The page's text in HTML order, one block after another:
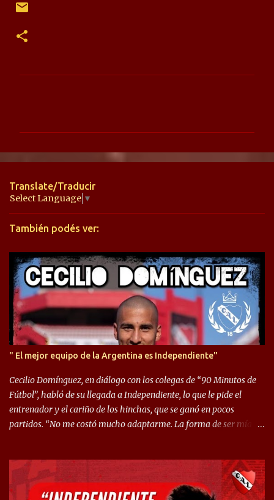
n
a
r
i
s
Translate/Traducir
Select Language ▼
También podés ver:
" El mejor equipo de la Argentina es Independiente"
Cecilio Domínguez, en diálogo con los colegas de “90 Minutos de
Fútbol”, habló de su llegada a Independiente, lo que le pide el
entrenador y el cariño de los hinchas, que se ganó en pocos
partidos. “No me costó mucho adaptarme. La forma de ser mía
llegué a un Independiente que juega muy dinámico y me gusta
mucho. Me favorece por la forma de jugar mía y eso también
ayudó a que me adapte”. “Me siento mejor por izquierda, pero me